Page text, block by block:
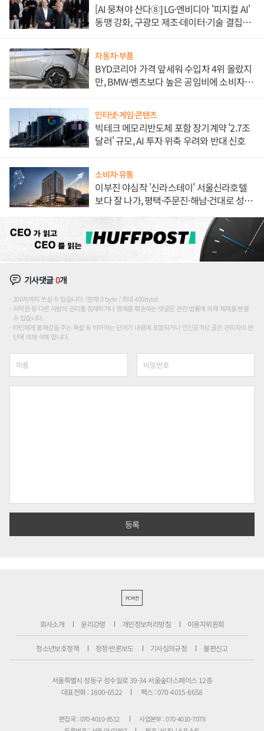
[AI 뭉쳐야 산다⑧] LG·엔비디아 '피지컬 AI'
동맹 강화, 구광모 제조·데이터·기술 결집
자동차·부품
BYD코리아 가격 앞세워 수입차 4위 올랐지
만, BMW·벤츠보다 높은 공임비에 소비자
인터넷·게임·콘텐츠
빅테크 메모리반도체 포함 장기계약 '2.7조
달러' 규모, AI 투자 위축 우려와 반대 신호
소비자·유통
이부진 야심작 '신라스테이' 서울신라호텔
보다 잘 나가, 평택·주문진·해남·건대로 성
기사댓글0개
200자까지 쓰실 수 있습니다. (현재 0 byte / 최대 400byte)
저작권 등 다른 사람의 권리를 침해하거나 명예를 훼손하는 댓글은 관련 법률에 의해 제재를 받을
수 있습니다.
타인에게 불쾌감을 주는 욕설 등 비하하는 단어가 내용에 포함되거나 인신공격성 글은 관리자의 판
단에 의해 삭제 합니다.
PC버전
회사소개 윤리강령 개인정보처리방침 이용자위원회
청소년보호정책 정정·반론보도 기사심의규정 불편신고
서울특별시 성동구 성수일로 39-34 서울숲더스페이스 12층
대표전화 : 1800-6522
팩스 : 070-4015-8658
편집국 : 070-4010-8512
사업본부 : 070-4010-7078